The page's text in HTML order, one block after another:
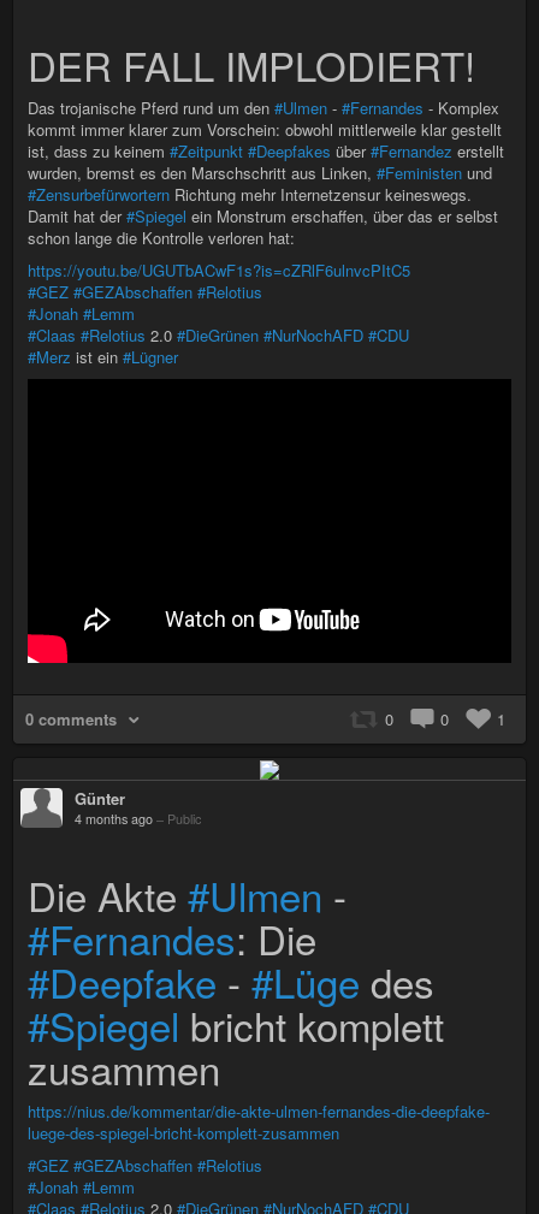
DER FALL IMPLODIERT!
Das trojanische Pferd rund um den #Ulmen - #Fernandes - Komplex
kommt immer klarer zum Vorschein: obwohl mittlerweile klar gestellt
ist, dass zu keinem #Zeitpunkt #Deepfakes über#Fernandez erstellt
wurden, bremst es den Marschschritt aus Linken, #Feministen und
#Zensurbefürwortern Richtung mehr Internetzensur keineswegs.
Damit hat der#Spiegel ein Monstrum erschaffen, über das er selbst
schon lange die Kontrolle verloren hat:
https://youtu.be/UGUTbACwF1s?is=cZRlF6ulnvcPItC5
#GEZ #GEZAbschaffen #Relotius
#Jonah #Lemm
#Claas #Relotius 2.0 #DieGrünen #NurNochAFD #CDU
#Merz ist ein #Lügner
0 comments 0 0 1
Günter
4 months ago – Public
Die Akte #Ulmen -
#Fernandes: Die
#Deepfake - #Lüge des
#Spiegel bricht komplett
zusammen
https://nius.de/kommentar/die-akte-ulmen-fernandes-die-deepfake-
luege-des-spiegel-bricht-komplett-zusammen
#GEZ #GEZAbschaffen #Relotius
#Jonah #Lemm
#Claas #Relotius 2.0 #DieGrünen #NurNochAFD #CDU